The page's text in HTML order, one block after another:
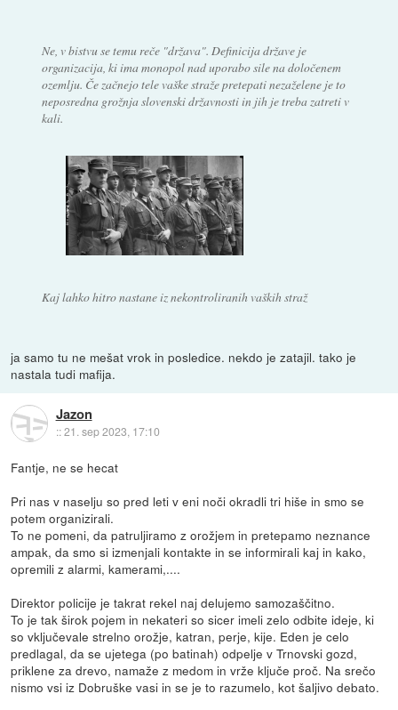
Ne, v bistvu se temu reče "država". Definicija države je
organizacija, ki ima monopol nad uporabo sile na določenem
ozemlju. Če začnejo tele vaške straže pretepati nezaželene je to
neposredna grožnja slovenski državnosti in jih je treba zatreti v
kali.
Kaj lahko hitro nastane iz nekontroliranih vaških straž
ja samo tu ne mešat vrok in posledice. nekdo je zatajil. tako je
nastala tudi mafija.
Jazon
::21. sep 2023, 17:10
Fantje, ne se hecat
Pri nas v naselju so pred leti v eni noči okradli tri hiše in smo se
potem organizirali.
To ne pomeni, da patruljiramo z orožjem in pretepamo neznance
ampak, da smo si izmenjali kontakte in se informirali kaj in kako,
opremili z alarmi, kamerami,....
Direktor policije je takrat rekel naj delujemo samozaščitno.
To je tak širok pojem in nekateri so sicer imeli zelo odbite ideje, ki
so vključevale strelno orožje, katran, perje, kije. Eden je celo
predlagal, da se ujetega (po batinah) odpelje v Trnovski gozd,
priklene za drevo, namaže z medom in vrže ključe proč. Na srečo
nismo vsi iz Dobruške vasi in se je to razumelo, kot šaljivo debato.